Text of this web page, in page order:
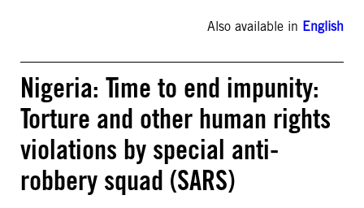
Also available in English
Nigeria: Time to end impunity:
Torture and other human rights
violations by special anti-
robbery squad (SARS)